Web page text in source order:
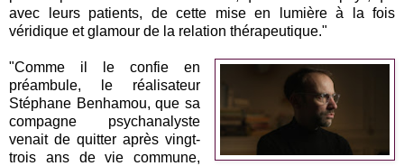
avec leurs patients, de cette mise en lumière à la fois
véridique et glamour de la relation thérapeutique."
"Comme il le confie en
préambule, le réalisateur
Stéphane Benhamou, que sa
compagne psychanalyste
venait de quitter après vingt-
trois ans de vie commune,